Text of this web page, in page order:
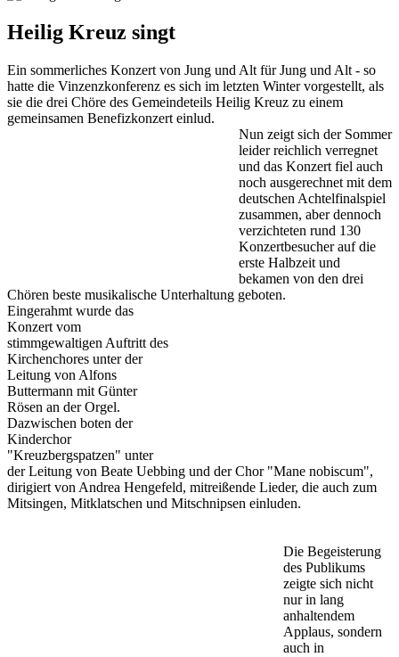
Heilig Kreuz singt
Ein sommerliches Konzert von Jung und Alt für Jung und Alt - so
hatte die Vinzenzkonferenz es sich im letzten Winter vorgestellt, als
sie die drei Chöre des Gemeindeteils Heilig Kreuz zu einem
gemeinsamen Benefizkonzert einlud.
Nun zeigt sich der Sommer
leider reichlich verregnet
und das Konzert fiel auch
noch ausgerechnet mit dem
deutschen Achtelfinalspiel
zusammen, aber dennoch
verzichteten rund 130
Konzertbesucher auf die
erste Halbzeit und
bekamen von den drei
Chören beste musikalische Unterhaltung geboten.
Eingerahmt wurde das
Konzert vom
stimmgewaltigen Auftritt des
Kirchenchores unter der
Leitung von Alfons
Buttermann mit Günter
Rösen an der Orgel.
Dazwischen boten der
Kinderchor
"Kreuzbergspatzen" unter
der Leitung von Beate Uebbing und der Chor "Mane nobiscum",
dirigiert von Andrea Hengefeld, mitreißende Lieder, die auch zum
Mitsingen, Mitklatschen und Mitschnipsen einluden.
Die Begeisterung
des Publikums
zeigte sich nicht
nur in lang
anhaltendem
Applaus, sondern
auch in